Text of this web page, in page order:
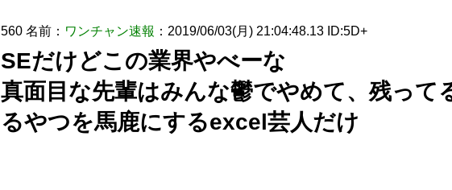
560 名前： ワンチャン速報 ：2019/06/03(月) 21:04:48.13 ID:5D+
SEだけどこの業界やべーな
真面目な先輩はみんな鬱でやめて、残って
るやつを馬鹿にするexcel芸人だけ